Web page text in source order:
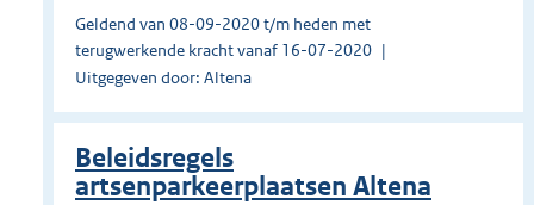
Geldend van 08-09-2020 t/m heden met
terugwerkende kracht vanaf 16-07-2020
Uitgegeven door: Altena
Beleidsregels
artsenparkeerplaatsen Altena